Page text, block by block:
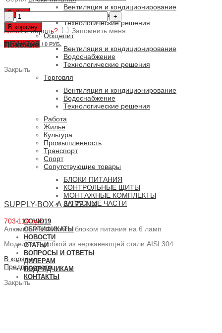
Войти
Забыли пароль? Запомнить меня
0ПУНКТОВ / 0 РУБ.
Вентиляция и кондиционирование
Водоснабжение
Технологические решения
Общепит
Вентиляция и кондиционирование
Водоснабжение
Технологические решения
Торговля
Вентиляция и кондиционирование
Водоснабжение
Технологические решения
Работа
Жилье
Культура
Промышленность
Транспорт
Спорт
Сопутствующие товары
БЛОКИ ПИТАНИЯ
КОНТРОЛЬНЫЕ ЩИТЫ
МОНТАЖНЫЕ КОМПЛЕКТЫ
ЗАПАСНЫЕ ЧАСТИ
COVID19
СЕРТИФИКАТЫ
НОВОСТИ
СТАТЬИ
ВОПРОСЫ И ОТВЕТЫ
ДИЛЕРАМ
ПОДРЯДЧИКАМ
КОНТАКТЫ
Количество
товара
SB-
A
2/172
В корзину
Похожие
Закрыть
SUPPLY-BOX-A 6/172-NX
703 119 руб.
Алюминиевый бокс с блоком питания на 6 ламп
Модель с коробкой из нержавеющей стали AISI 304
В корзину
Предпросмотр
Закрыть